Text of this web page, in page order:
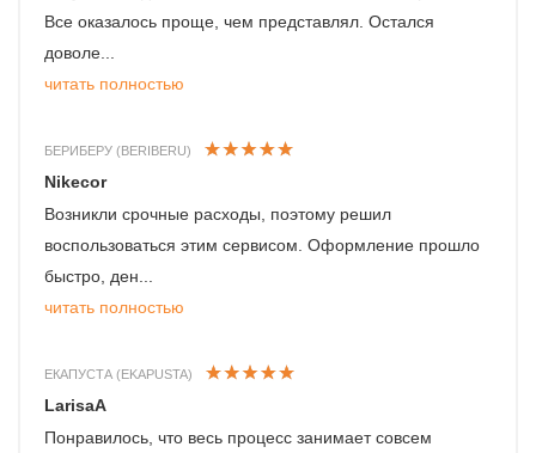
Все оказалось проще, чем представлял. Остался
доволе...
читать полностью
БЕРИБЕРУ (BERIBERU)
Nikecor
Возникли срочные расходы, поэтому решил
воспользоваться этим сервисом. Оформление прошло
быстро, ден...
читать полностью
ЕКАПУСТА (EKAPUSTA)
LarisaA
Понравилось, что весь процесс занимает совсем